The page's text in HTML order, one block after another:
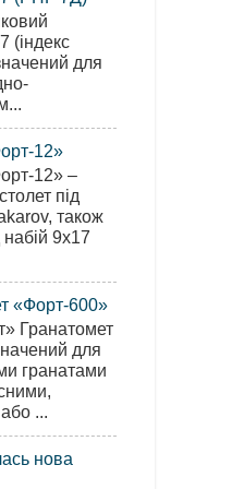
(індекс
для
12»
12» –
під
також
набій 9х17
«Форт-600»
Гранатомет
для
гранатами
...
нова